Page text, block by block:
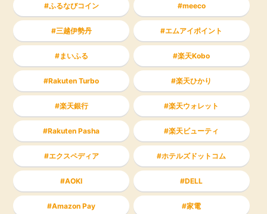
ふるなびコイン meeco
三越伊勢丹 エムアイポイント
まいふる 楽天Kobo
Rakuten Turbo 楽天ひかり
楽天銀行 楽天ウォレット
Rakuten Pasha 楽天ビューティ
エクスペディア ホテルズドットコム
AOKI DELL
Amazon Pay 家電